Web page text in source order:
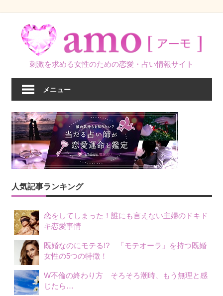
刺激を求める女性のための恋愛・占い情報サイト
メニュー
人気記事ランキング
恋をしてしまった！誰にも言えない主婦のドキド
キ恋愛事情
既婚なのにモテる!? 「モテオーラ」を持つ既婚
女性の5つの特徴！
W不倫の終わり方 そろそろ潮時、もう無理と感
じたら…